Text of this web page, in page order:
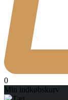
0
Min indkøbskurv